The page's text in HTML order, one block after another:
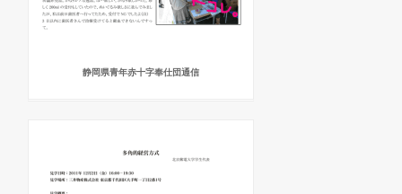
静岡県青年赤十字奉仕団通信